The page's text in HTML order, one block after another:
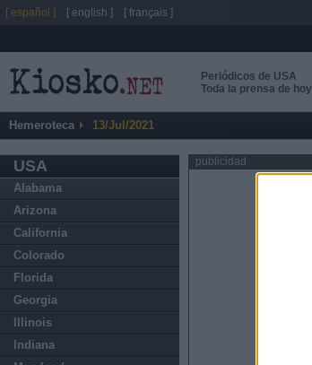
Periódicos de USA
Toda la prensa de hoy
Hemeroteca 13/Jul/2021
USA
Alabama
Arizona
California
Colorado
Florida
Georgia
Illinois
Indiana
publicidad
[ español ] [ english ] [ français ]